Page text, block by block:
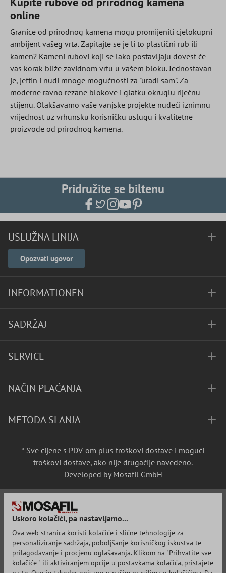
online
Granice od prirodnog kamena mogu promijeniti cjelokupni
ambijent vašeg vrta. Zapitajte se je li to plastični rub ili
kamen? Kameni rubovi koji se lako postavljaju dovest će
vas korak bliže zavidnom vrtu u vašem bloku. Jednostavan
je, jeftin i nudi mnoge mogućnosti za "uradi sam". Za
moderne ravno rezane blokove i glatku okruglu riječnu
stijenu. Olakšavamo vaše vanjske projekte nudeći iznimnu
vrijednost uz vrhunsku korisničku uslugu i kvalitetne
proizvode od prirodnog kamena.
Pridružite se biltenu
USLUŽNA LINIJA
Opozvati ugovor
INFORMATIONEN
SADRŽAJ
SERVICE
NAČIN PLAĆANJA
METODA SLANJA
* Sve cijene s PDV-om plus troškovi dostave i mogući
troškovi dostave, ako nije drugačije navedeno.
Developed by Mosafil GmbH
Uskoro kolačići, pa nastavljamo...
Ova web stranica koristi kolačiće i slične tehnologije za
personaliziranje sadržaja, poboljšanje korisničkog iskustva te
prilagođavanje i procjenu oglašavanja. Klikom na "Prihvatite sve
kolačiće " ili aktiviranjem opcije u postavkama kolačića, pristajete